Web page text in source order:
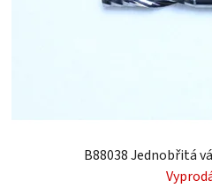
B88038 Jednobřitá